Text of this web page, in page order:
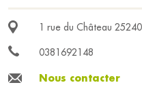
1 rue du Château
0381692148
Nous contacter